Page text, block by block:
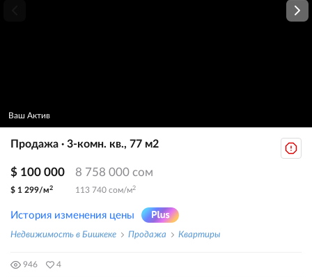
Ваш Актив
Продажа · 3-комн. кв., 77 м2
$ 100 000 8 758 000 сом
$ 1 299/м2 113 740 сом/м2
История изменения цены
Недвижимость в Бишкеке Продажа Квартиры
946 4